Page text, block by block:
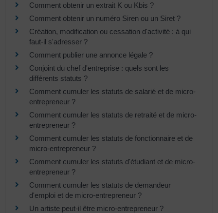
Comment obtenir un extrait K ou Kbis ?
Comment obtenir un numéro Siren ou un Siret ?
Création, modification ou cessation d'activité : à qui
faut-il s'adresser ?
Comment publier une annonce légale ?
Conjoint du chef d'entreprise : quels sont les
différents statuts ?
Comment cumuler les statuts de salarié et de micro-
entrepreneur ?
Comment cumuler les statuts de retraité et de micro-
entrepreneur ?
Comment cumuler les statuts de fonctionnaire et de
micro-entrepreneur ?
Comment cumuler les statuts d'étudiant et de micro-
entrepreneur ?
Comment cumuler les statuts de demandeur
d'emploi et de micro-entrepreneur ?
Un artiste peut-il être micro-entrepreneur ?